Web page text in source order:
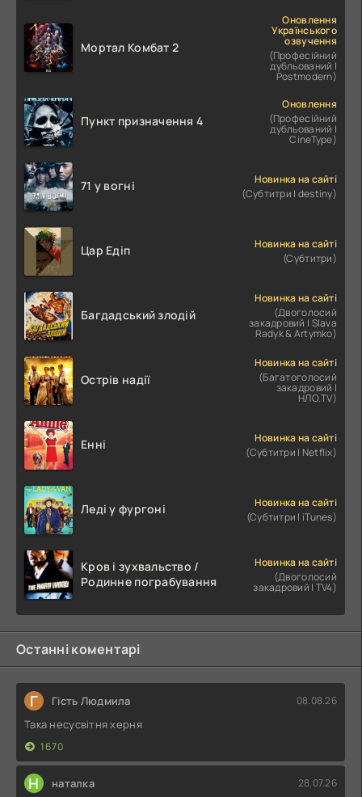
Мортал Комбат 2
Оновлення
Українського
озвучення
(Професійний
дубльований |
Postmodern)
Пункт призначення 4
Оновлення
(Професійний
дубльований |
CineType)
71 у вогні
Новинка на сайті
(Субтитри | destiny)
Цар Едіп
Новинка на сайті
(Субтитри)
Багдадський злодій
Новинка на сайті
(Двоголосий
закадровий | Slava
Radyk & Artymko)
Острів надії
Новинка на сайті
(Багатоголосий
закадровий |
НЛО.TV)
Енні
Новинка на сайті
(Субтитри | Netflix)
Леді у фургоні
Новинка на сайті
(Субтитри | iTunes)
Кров і зухвальство /
Родинне пограбування
Новинка на сайті
(Двоголосий
закадровий | TV4)
Останні коментарі
Г Гість Людмила 08.08.26
Така несусвітня херня
1670
Н наталка 28.07.26